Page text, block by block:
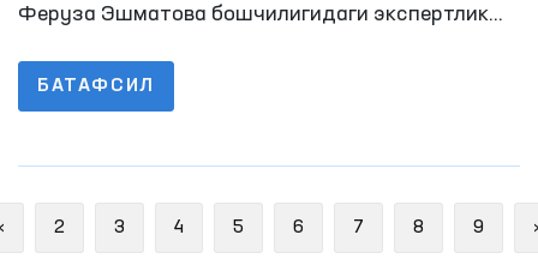
амалга оширилди
Феруза Эшматова бошчилигидаги экспертлик
23-сон маҳкумларга мўлжалланган
ихтисослашган касалхонага мониторинг
БАТАФСИЛ
Previous
2 3 4 5 6 7 8 9